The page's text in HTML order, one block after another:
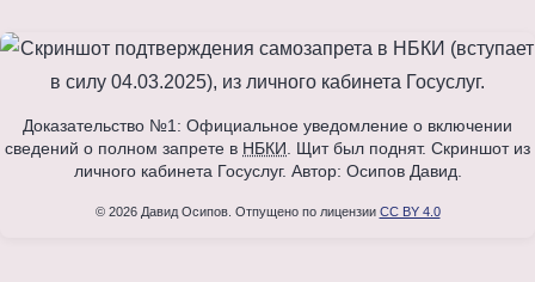
Доказательство №1: Официальное уведомление о включении
сведений о полном запрете в НБКИ . Щит был поднят. Скриншот из
личного кабинета Госуслуг. Автор: Осипов Давид.
© 2026 Давид Осипов. Отпущено по лицензии CC BY 4.0